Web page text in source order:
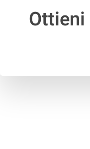
Ottieni